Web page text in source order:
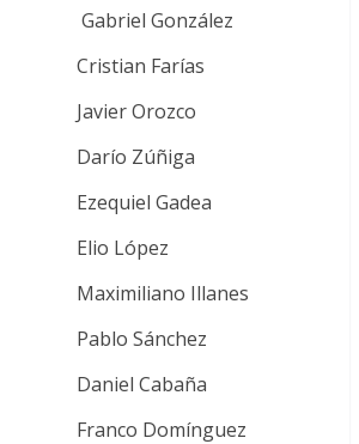
Gabriel González
Cristian Farías
Javier Orozco
Darío Zúñiga
Ezequiel Gadea
Elio López
Maximiliano Illanes
Pablo Sánchez
Daniel Cabaña
Franco Domínguez